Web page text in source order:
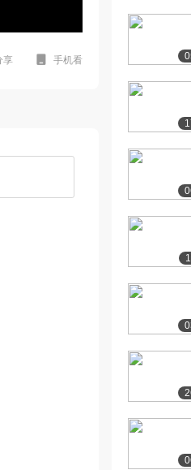
享 手机看
测试
[10] 最好的
服务器删除
2.2万播放
[11] 使用网
则
3.2万播放
[12] 设计原
[13] 设计原
[14] 设计原
[15] 设计原
2.2万播放
[17] 过犹不及